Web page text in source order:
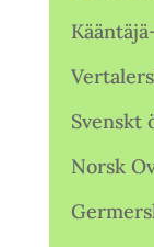
Svenskt
Norsk